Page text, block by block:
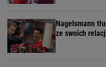
Nagelsmann
ze swoich